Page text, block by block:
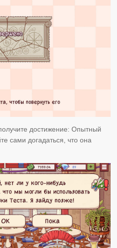
достижение: Опытный
сами догадаться, что она